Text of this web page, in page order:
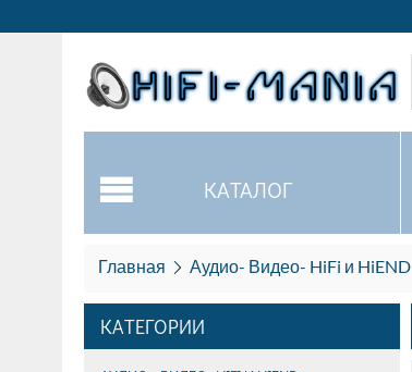
КАТАЛОГ
Главная Аудио- Видео- HiFi и HiEND
КАТЕГОРИИ